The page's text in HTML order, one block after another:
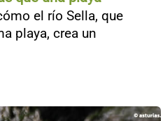
el río Sella, que
playa, crea un